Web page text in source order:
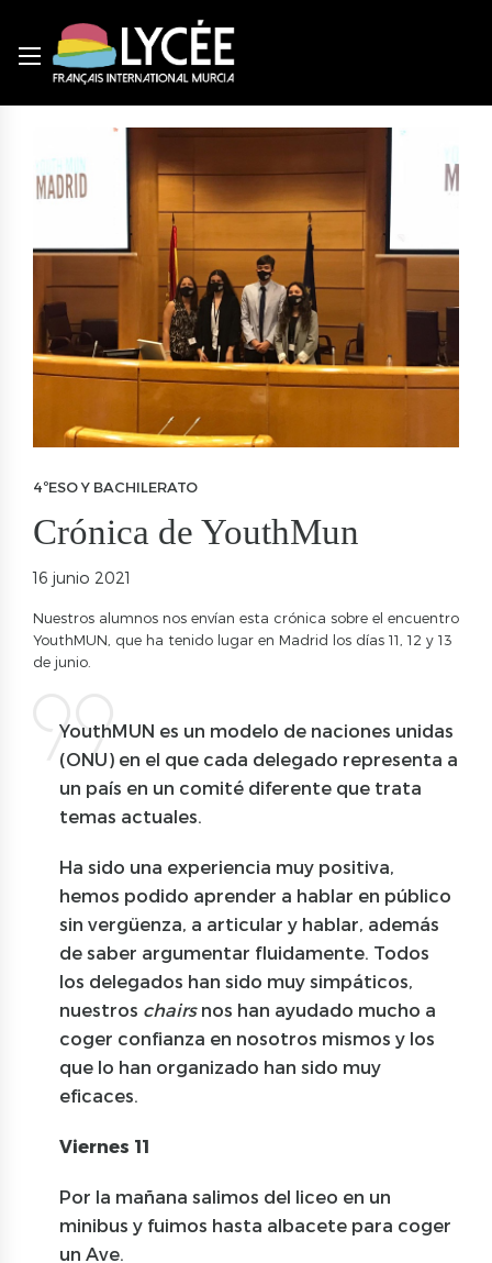
4ºESO Y BACHILERATO
Crónica de YouthMun
16 junio 2021
Nuestros alumnos nos envían esta crónica sobre el encuentro
YouthMUN, que ha tenido lugar en Madrid los días 11, 12 y 13
de junio.
YouthMUN es un modelo de naciones unidas
(ONU) en el que cada delegado representa a
un país en un comité diferente que trata
temas actuales.
Ha sido una experiencia muy positiva,
hemos podido aprender a hablar en público
sin vergüenza, a articular y hablar, además
de saber argumentar fluidamente. Todos
los delegados han sido muy simpáticos,
nuestros chairsnos han ayudado mucho a
coger confianza en nosotros mismos y los
que lo han organizado han sido muy
eficaces.
Viernes 11
Por la mañana salimos del liceo en un
minibus y fuimos hasta albacete para coger
un Ave.